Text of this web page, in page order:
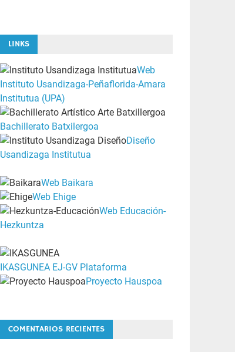
LINKS
Web
Instituto Usandizaga-Peñaflorida-Amara
Institutua (UPA)
Bachillerato Batxilergoa
Diseño
Usandizaga Institutua
Web Baikara
Web Ehige
Web Educación-
Hezkuntza
IKASGUNEA EJ-GV Plataforma
Proyecto Hauspoa
COMENTARIOS RECIENTES